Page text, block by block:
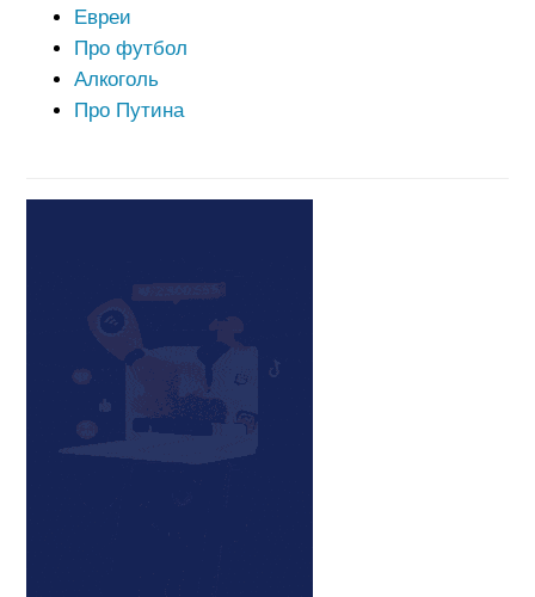
Евреи
Про футбол
Алкоголь
Про Путина